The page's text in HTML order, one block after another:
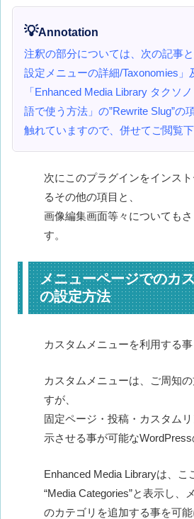
💡Annotation
注釈の部分については、次の記事
設定メニューの詳細/Taxonomies」
「Enhanced Media Library タクソ
語で使う方法」の”Rewrite Slug”の
触れていますので、併せてご閲覧下
次にこのプラグインをインス
るその他の項目と、
画像編集画面等々についても
す。
メニューページでのカ
の設定方法
カスタムメニューを利用する事
カスタムメニューは、ご周知
すが、
固定ページ・投稿・カスタム
示させる事が可能なWordPress
Enhanced Media Libraryは、こ
“Media Categories”と表示し、
のカテゴリを追加する事を可能